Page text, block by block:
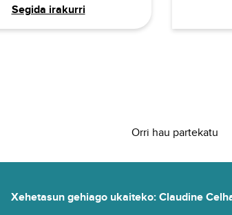
Segida irakurri
Orri hau partekatu
Xehetasun gehiago ukaiteko: Claudine